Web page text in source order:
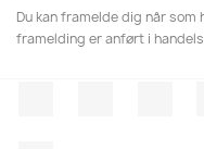
Du kan framelde dig når
framelding er anført i